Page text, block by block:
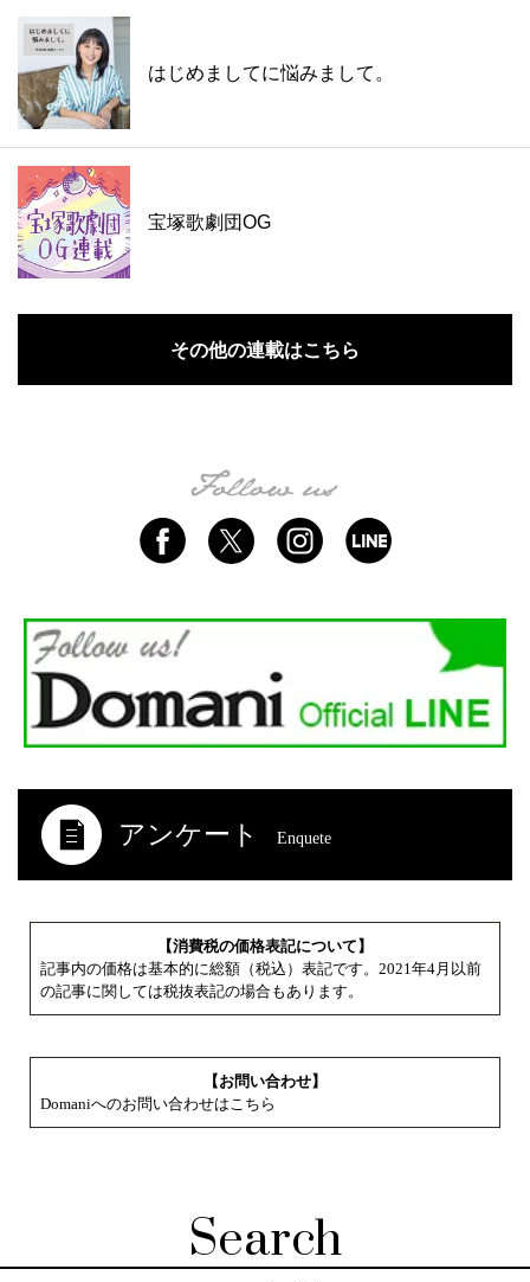
はじめましてに悩みまして。
宝塚歌劇団OG
その他の連載はこちら
アンケート Enquete
【消費税の価格表記について】
記事内の価格は基本的に総額（税込）表記です。2021年4月以前
の記事に関しては税抜表記の場合もあります。
【お問い合わせ】
Domaniへのお問い合わせはこちら
Search